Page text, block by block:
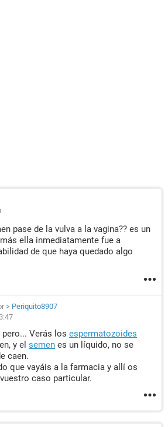
pase de la vulva a la vagina?? es un
ella inmediatamente fue a
de que haya quedado algo
> Periquito8907
Verás los espermatozoides
y el semen es un líquido, no se
caen.
que vayáis a la farmacia y allí os
caso particular.